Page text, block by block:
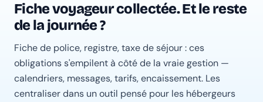
Fiche voyageur collectée. Et le reste
de la journée ?
Fiche de police, registre, taxe de séjour : ces
obligations s'empilent à côté de la vraie gestion —
calendriers, messages, tarifs, encaissement. Les
centraliser dans un outil pensé pour les hébergeurs